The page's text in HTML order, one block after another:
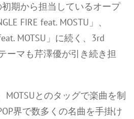
期から担当しているオープ
FIRE feat. MOSTU」、
feat. MOTSU」に続く、3rd
ーマも芹澤優が引き続き担
MOTSUとのタッグで楽曲を制
界で数多くの名曲を手掛け